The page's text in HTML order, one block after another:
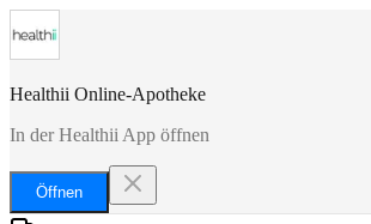
Healthii Online-Apotheke
In der Healthii App öffnen
Öffnen